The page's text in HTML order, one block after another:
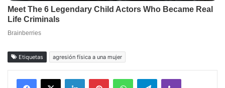
Etiquetas agresión física a una mujer
Facebook
X LinkedInPinterestWhatsAppTelegramViber